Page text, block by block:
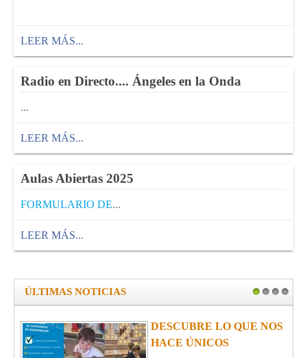
LEER MÁS...
Radio en Directo.... Ángeles en la Onda
...
LEER MÁS...
Aulas Abiertas 2025
FORMULARIO DE...
LEER MÁS...
1 2 3 4
ÚLTIMAS NOTICIAS
DESCUBRE LO QUE NOS
HACE ÚNICOS